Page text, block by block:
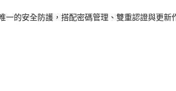
的安全防護，搭配密碼管理、雙重認證與更新